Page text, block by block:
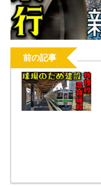
前の記事